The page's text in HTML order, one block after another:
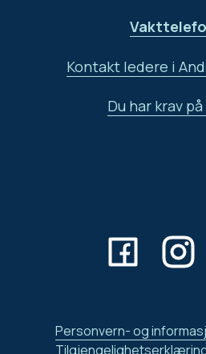
Kontakt ledere i
Du har krav
Personvern- og